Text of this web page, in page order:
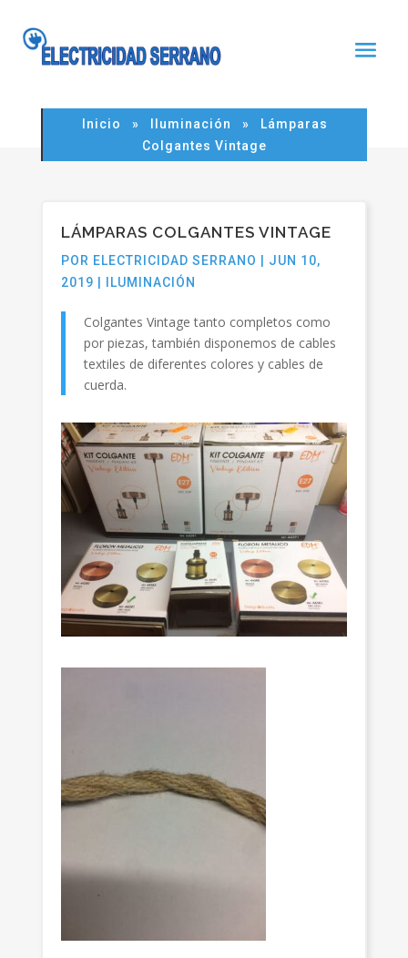
Noticia
Inicio » Iluminación »
Lámparas
Colgantes Vintage
LÁMPARAS COLGANTES VINTAGE
POR ELECTRICIDAD SERRANO
JUN 10,
2019
ILUMINACIÓN
Colgantes Vintage tanto completos como
por piezas, también disponemos de cables
textiles de diferentes colores y cables de
cuerda.